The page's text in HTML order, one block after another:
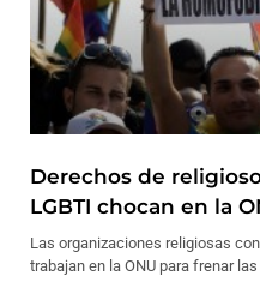
Derechos de
LGBTI chocan en la
Las organizaciones religiosas
trabajan en la ONU para frenar